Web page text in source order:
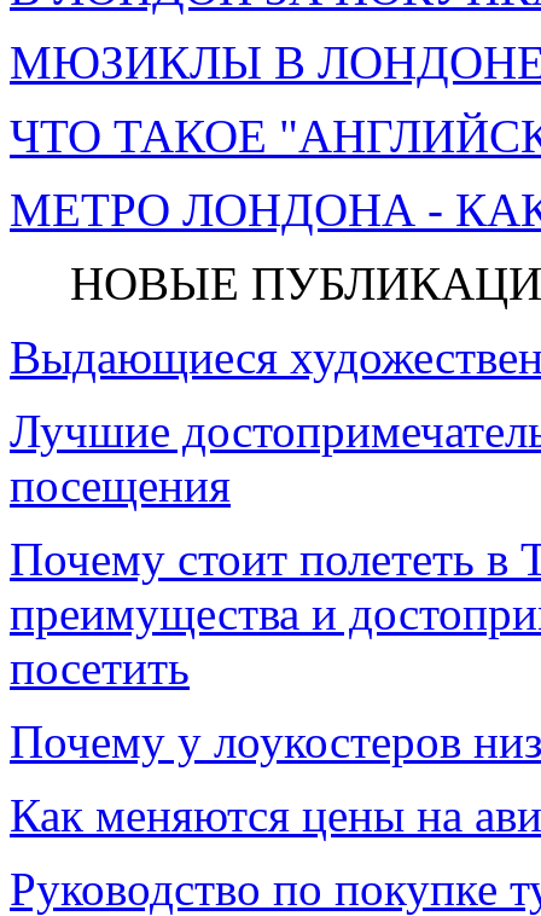
МЮЗИКЛЫ В ЛОНДОНЕ
ЧТО ТАКОЕ
МЕТРО ЛОНДОНА -
НОВЫЕ
Выдающиеся
Лучшие
посещения
Почему стоит полететь в
преимущества и
посетить
Почему у лоукостеров
Как меняются цены на
Руководство по покупке